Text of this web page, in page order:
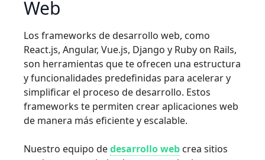
Web
Los frameworks de desarrollo web, como
React.js, Angular, Vue.js, Django y Ruby on Rails,
son herramientas que te ofrecen una estructura
y funcionalidades predefinidas para acelerar y
simplificar el proceso de desarrollo. Estos
frameworks te permiten crear aplicaciones web
de manera más eficiente y escalable.
Nuestro equipo dedesarrollo web crea sitios